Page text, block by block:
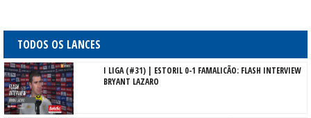
TODOS OS LANCES
I LIGA (#31) | ESTORIL 0-1 FAMALICÃO: FLASH INTERVIEW
BRYANT LAZARO